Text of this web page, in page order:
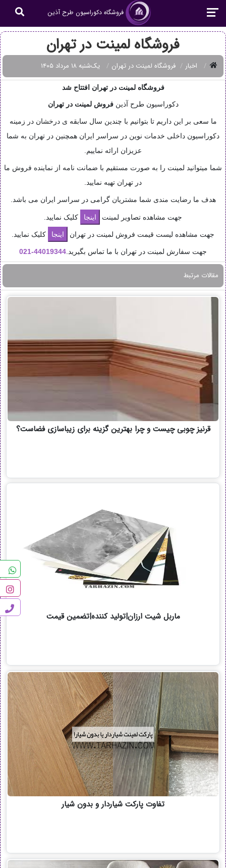
فروشگاه دکوراسیون طرح آذین
فروشگاه لمینت در تهران
اخبار فروشگاه لمینت در تهران یک‌شنبه ۱۸ مرداد ۱۴۰۵
فروشگاه لمینت در تهران افتتاح شد
دکوراسیون طرح آذینفروش لمینت در تهران
ما سعی بر این داریم تا بتوانیم با چندین سال سابقه ی درخشان در زمینه
دکوراسیون داخلی خدمات نوین در سراسر ایران همچنین در تهران به شما
عزیزان ارائه نماییم.
شما میتوانید لمینت را به صورت مستقیم با ضمانت نامه از نماینده فروش ما
در تهران تهیه نمایید.
هدف ما رضایت مندی شما مشتریان گرامی در سراسر ایران می باشد.
جهت مشاهده تصاویر لمینت کلیک نمایید.
جهت مشاهده لیست قیمت فروش لمینت در تهران کلیک نمایید.
جهت سفارش لمینت در تهران با ما تماس بگیرید. 44019344-
021
مقالات مرتبط
قرنیز چوبی چیست و چرا بهترین گزینه برای زیباسازی فضاست؟
ماربل شیت ارزان|تولید کننده|تضمین قیمت
تفاوت پارکت شیاردار و بدون شیار